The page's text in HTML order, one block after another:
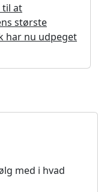
til at
største
har nu udpeget
med i hvad